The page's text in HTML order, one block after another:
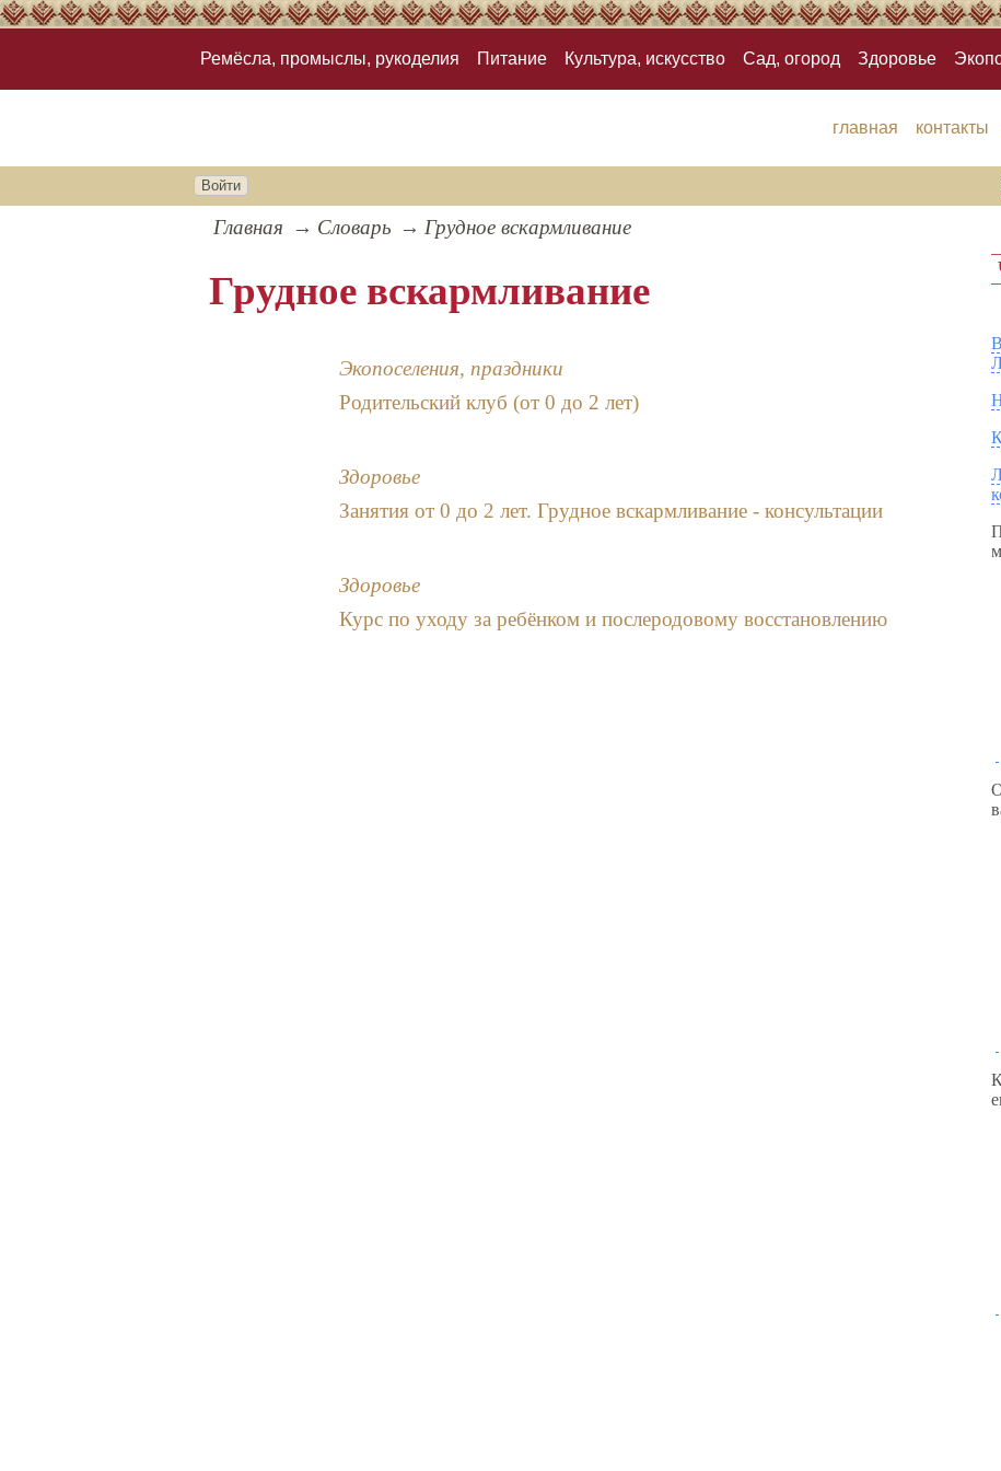
Ремёсла, промыслы, рукоделия Питание Культура, искусство Сад, огород Здоровье
главная контакты
Войти
Главная Словарь Грудное вскармливание
Грудное вскармливание
Экопоселения, праздники
Родительский клуб (от 0 до 2 лет)
Здоровье
Занятия от 0 до 2 лет. Грудное вскармливание - консультации
Здоровье
Курс по уходу за ребёнком и послеродовому восстановлению